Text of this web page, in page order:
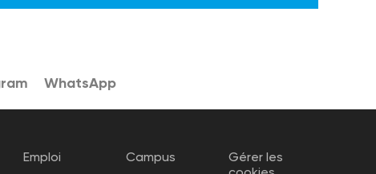
WhatsApp
Emploi
Campus
Gérer les